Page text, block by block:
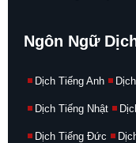
Ngôn Ngữ
Dịch Tiếng Anh
Dịch Tiếng Nhật
Dịch Tiếng Đức